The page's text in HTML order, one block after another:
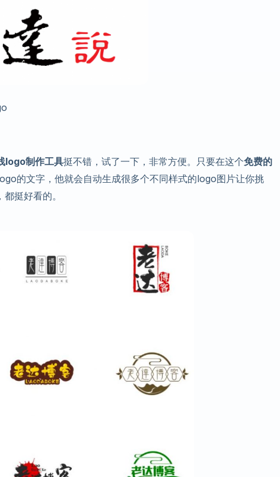
logo制作工具挺不错，试了一下，非常方便。只要在这个免费的
的文字，他就会自动生成很多个不同样式的logo图片让你挑
挺好看的。